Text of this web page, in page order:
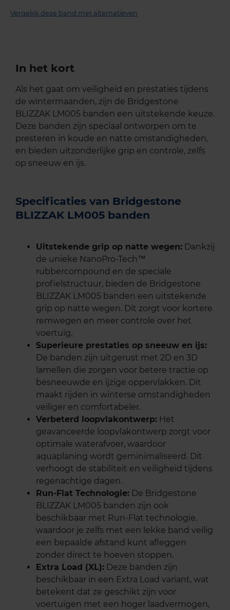
Vergelijk deze band met alternatieven
In het kort
Als het gaat om veiligheid en prestaties tijdens
de wintermaanden, zijn de Bridgestone
BLIZZAK LM005 banden een uitstekende keuze.
Deze banden zijn speciaal ontworpen om te
presteren in koude en natte omstandigheden,
en bieden uitzonderlijke grip en controle, zelfs
op sneeuw en ijs.
Specificaties van Bridgestone
BLIZZAK LM005 banden
Uitstekende grip op natte wegen: Dankzij
de unieke NanoPro-Tech™
rubbercompound en de speciale
profielstructuur, bieden de Bridgestone
BLIZZAK LM005 banden een uitstekende
grip op natte wegen. Dit zorgt voor kortere
remwegen en meer controle over het
voertuig.
Superieure prestaties op sneeuw en ijs:
De banden zijn uitgerust met 2D en 3D
lamellen die zorgen voor betere tractie op
besneeuwde en ijzige oppervlakken. Dit
maakt rijden in winterse omstandigheden
veiliger en comfortabeler.
Verbeterd loopvlakontwerp: Het
geavanceerde loopvlakontwerp zorgt voor
optimale waterafvoer, waardoor
aquaplaning wordt geminimaliseerd. Dit
verhoogt de stabiliteit en veiligheid tijdens
regenachtige dagen.
Run-Flat Technologie: De Bridgestone
BLIZZAK LM005 banden zijn ook
beschikbaar met Run-Flat technologie,
waardoor je zelfs met een lekke band veilig
een bepaalde afstand kunt afleggen
zonder direct te hoeven stoppen.
Extra Load (XL): Deze banden zijn
beschikbaar in een Extra Load variant, wat
betekent dat ze geschikt zijn voor
voertuigen met een hoger laadvermogen,